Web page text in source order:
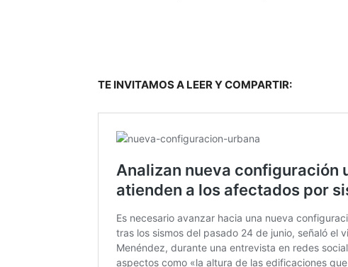
TE INVITAMOS A LEER Y COMPARTIR: